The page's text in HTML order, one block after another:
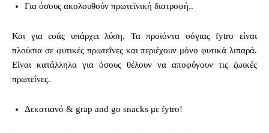
Για όσους ακολουθούν πρωτεϊνική διατροφή..
Και για εσάς υπάρχει λύση. Τα προϊόντα σόγιας fytro είναι
πλούσια σε φυτικές πρωτεΐνες και περιέχουν μόνο φυτικά λιπαρά.
Είναι κατάλληλα για όσους θέλουν να αποφύγουν τις ζωικές
πρωτεΐνες.
Δεκατιανό & grap and go snacks με fytro!